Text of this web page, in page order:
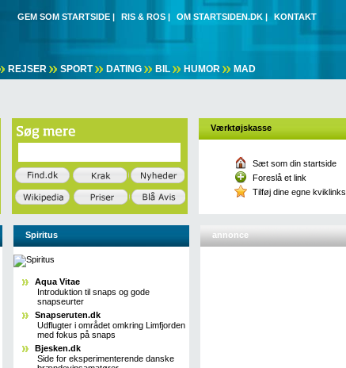
GEM SOM STARTSIDE | RIS & ROS | OM STARTSIDEN.DK | KONTAKT
REJSER SPORT DATING BIL HUMOR MAD
Værktøjskasse
Sæt som din startside
Foreslå et link
Tilføj dine egne kviklinks
Spiritus
Aqua Vitae
Introduktion til snaps og gode
snapseurter
Snapseruten.dk
Udflugter i området omkring Limfjorden
med fokus på snaps
Bjesken.dk
Side for eksperimenterende danske
annonce